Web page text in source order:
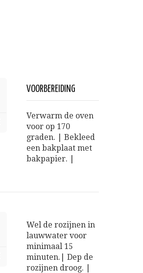
VOORBEREIDING
Verwarm de oven
voor op 170
graden. | Bekleed
een bakplaat met
bakpapier. |
Wel de rozijnen in
lauwwater voor
minimaal 15
minuten.| Dep de
rozijnen droog. |